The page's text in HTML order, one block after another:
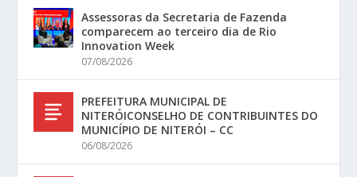
Assessoras da Secretaria de Fazenda
comparecem ao terceiro dia de Rio
Innovation Week
07/08/2026
PREFEITURA MUNICIPAL DE
NITERÓICONSELHO DE CONTRIBUINTES DO
MUNICÍPIO DE NITERÓI – CC
06/08/2026